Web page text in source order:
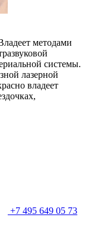
методами
системы.
лазерной
владеет
+7 495 649 05 73